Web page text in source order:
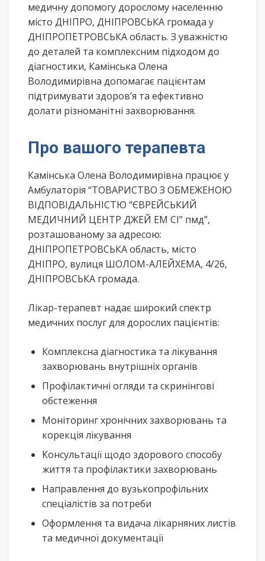
медичну допомогу дорослому населенню
місто ДНІПРО, ДНІПРОВСЬКА громада у
ДНІПРОПЕТРОВСЬКА область. З уважністю
до деталей та комплексним підходом до
діагностики, Камінська Олена
Володимирівна допомагає пацієнтам
підтримувати здоров’я та ефективно
долати різноманітні захворювання.
Про вашого терапевта
Камінська Олена Володимирівна працює у
Амбулаторія “ТОВАРИСТВО З ОБМЕЖЕНОЮ
ВІДПОВІДАЛЬНІСТЮ “ЄВРЕЙСЬКИЙ
МЕДИЧНИЙ ЦЕНТР ДЖЕЙ ЕМ СІ” пмд”,
розташованому за адресою:
ДНІПРОПЕТРОВСЬКА область, місто
ДНІПРО, вулиця ШОЛОМ-АЛЕЙХЕМА, 4/26,
ДНІПРОВСЬКА громада.
Лікар-терапевт надає широкий спектр
медичних послуг для дорослих пацієнтів:
Комплексна діагностика та лікування
захворювань внутрішніх органів
Профілактичні огляди та скринінгові
обстеження
Моніторинг хронічних захворювань та
корекція лікування
Консультації щодо здорового способу
життя та профілактики захворювань
Направлення до вузькопрофільних
спеціалістів за потреби
Оформлення та видача лікарняних листів
та медичної документації